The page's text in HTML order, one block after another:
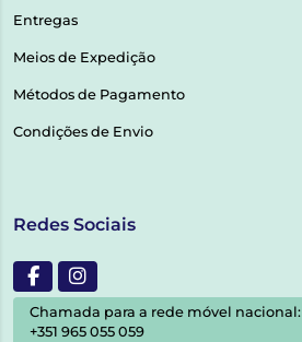
Entregas
Meios de Expedição
Métodos de Pagamento
Condições de Envio
Redes Sociais
Chamada para a rede móvel nacional:
+351 965 055 059